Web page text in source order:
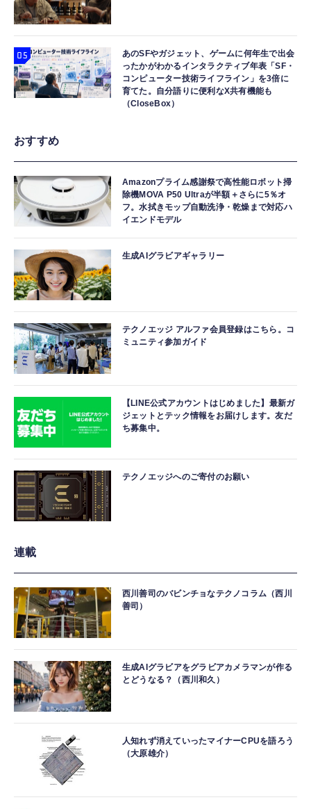
あのSFやガジェット、ゲームに何年生で出会
ったかがわかるインタラクティブ年表「SF・
コンピューター技術ライフライン」を3倍に
育てた。自分語りに便利なX共有機能も
（CloseBox）
おすすめ
Amazonプライム感謝祭で高性能ロボット掃
除機MOVA P50 Ultraが半額＋さらに5％オ
フ。水拭きモップ自動洗浄・乾燥まで対応ハ
イエンドモデル
生成AIグラビアギャラリー
テクノエッジ アルファ会員登録はこちら。コ
ミュニティ参加ガイド
【LINE公式アカウントはじめました】最新ガ
ジェットとテック情報をお届けします。友だ
ち募集中。
テクノエッジへのご寄付のお願い
連載
西川善司のバビンチョなテクノコラム（西川
善司）
生成AIグラビアをグラビアカメラマンが作る
とどうなる？（西川和久）
人知れず消えていったマイナーCPUを語ろう
（大原雄介）